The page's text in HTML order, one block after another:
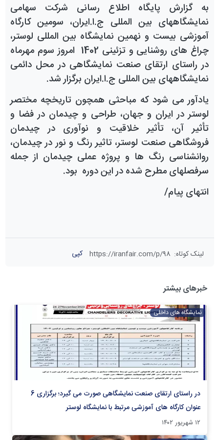
به گزارش پایگاه اطلاع رسانی شرکت سهامی
نمایشگاههای بین المللی ج.ا.ایران، سومین کارگاه
آموزشی بیست و نهمین نمایشگاه بین المللی لوستر،
چراغ های روشنایی و تزئینی 1402 امروز سوم مهرماه
در راستای ارتقای صنعت نمایشگاهی در محل دائمی
نمایشگاههای بین المللی ج.ا.ایران برگزار شد.
یادآور می شود که مباحثی همچون تاریخچه مختصر
لوستر در ایران و جهان، طراحی و چیدمان در فضا و
تأثیر آن، تأثیر خلاقیت و نوآوری در چیدمان
فروشگاهی صنعت لوستر، تاثیر رنگ و نور در چیدمان،
روانشناسی رنگ ها و پروژه عملی چیدمان از جمله
سرفصلهای مطرح شده در این دوره بود.
انتهای پیام/
لینک کوتاه:
https://iranfair.com/p/98 کپی
خبرهای بیشتر
نمایشگاه های داخلی
در راستای ارتقای صنعت نمایشگاهی صورت می گیرد؛ برگزاری 6
عنوان کارگاه های آموزشی مرتبط با نمایشگاه لوستر
۱۲ شهریور ۱۴۰۲